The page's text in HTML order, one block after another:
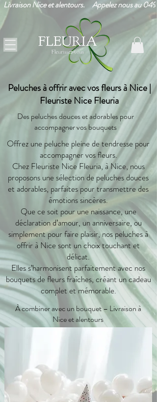
Livraison Nice et alentours.     Appelez nous au
Peluches à offrir avec vos fleurs à Nice |
Fleuriste Nice Fleuria
Des peluches douces et adorables pour
accompagner vos bouquets
Offrez une peluche pleine de tendresse pour
accompagner vos fleurs.
Chez Fleuriste Nice Fleuria, à Nice, nous
proposons une sélection de peluches douces
et adorables, parfaites pour transmettre des
émotions sincères.
Que ce soit pour une naissance, une
déclaration d’amour, un anniversaire, ou
simplement pour faire plaisir, nos peluches à
offrir à Nice sont un choix touchant et
délicat.
Elles s’harmonisent parfaitement avec nos
bouquets de fleurs fraîches, créant un cadeau
complet et mémorable.
À combiner avec un bouquet – Livraison à
Nice et alentours